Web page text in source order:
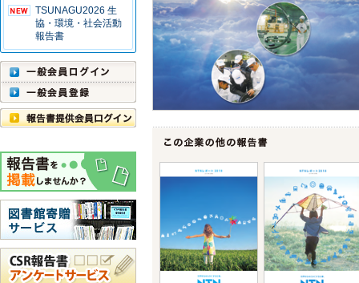
TSUNAGU2026 生
協・環境・社会活動
報告書